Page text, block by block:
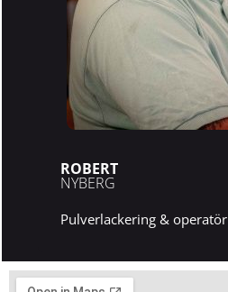
ROBERT
NYBERG
Pulverlackering & operatör